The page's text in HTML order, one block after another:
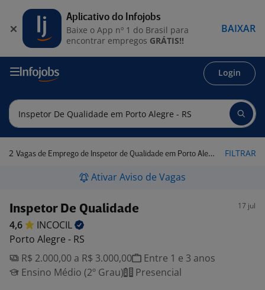
Login
2 Vagas de Emprego de Inspetor de Qualidade em Porto Alegre - RS FILTRAR
Ativar Aviso de Vagas
Inspetor De Qualidade 17 jul
4,6
INCOCIL
Porto Alegre - RS
R$ 2.000,00 a R$ 3.000,00
Entre 1 e 3 anos
Ensino Médio (2º Grau)
Presencial
Aplicativo do Infojobs
Baixe o App nº 1 do Brasil para
encontrar empregos GRÁTIS!!
BAIXAR